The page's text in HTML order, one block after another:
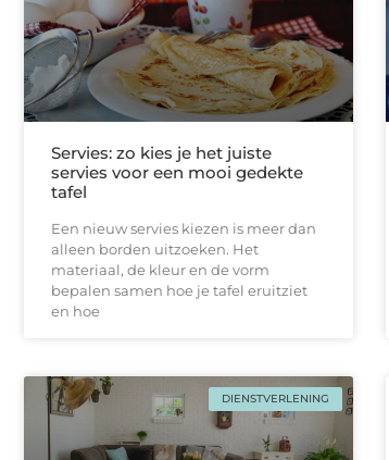
Servies: zo kies je het juiste
servies voor een mooi gedekte
tafel
Een nieuw servies kiezen is meer dan
alleen borden uitzoeken. Het
materiaal, de kleur en de vorm
bepalen samen hoe je tafel eruitziet
en hoe
DIENSTVERLENING